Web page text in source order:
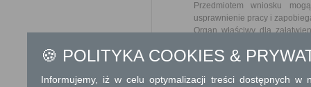
Przedmiotem wniosku
usprawnienie pracy i
Organ właściwy dla
🍪 POLITYKA COOKIES &
Informujemy, iż w celu optymalizacji treści dostępnych w